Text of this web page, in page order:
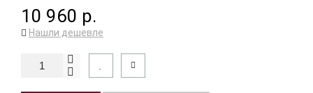
10 960 р.
Нашли дешевле